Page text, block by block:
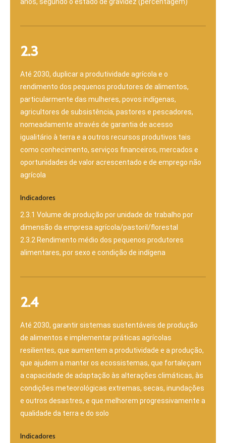
2.3
Até 2030, duplicar a produtividade agrícola e o
rendimento dos pequenos produtores de alimentos,
particularmente das mulheres, povos indígenas,
agricultores de subsistência, pastores e pescadores,
nomeadamente através de garantia de acesso
igualitário à terra e a outros recursos produtivos tais
como conhecimento, serviços financeiros, mercados e
oportunidades de valor acrescentado e de emprego não
agrícola
Indicadores
2.3.1 Volume de produção por unidade de trabalho por
dimensão da empresa agrícola/pastoril/florestal
2.3.2 Rendimento médio dos pequenos produtores
alimentares, por sexo e condição de indígena
2.4
Até 2030, garantir sistemas sustentáveis de produção
de alimentos e implementar práticas agrícolas
resilientes, que aumentem a produtividade e a produção,
que ajudem a manter os ecossistemas, que fortaleçam
a capacidade de adaptação às alterações climáticas, às
condições meteorológicas extremas, secas, inundações
e outros desastres, e que melhorem progressivamente a
qualidade da terra e do solo
Indicadores